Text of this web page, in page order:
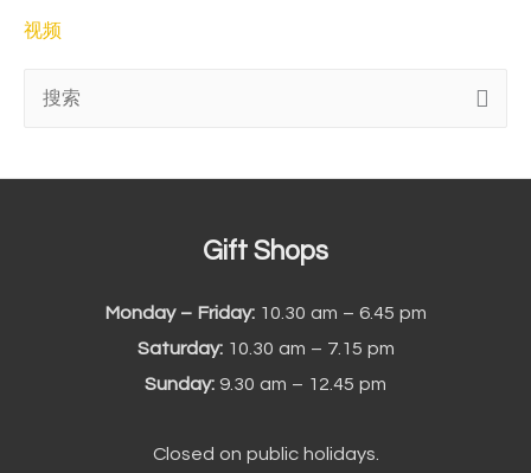
视频
:
Gift Shops
Monday – Friday: 10.30 am – 6.45 pm
Saturday:10.30 am – 7.15 pm
Sunday: 9.30 am – 12.45 pm
Closed on public holidays.